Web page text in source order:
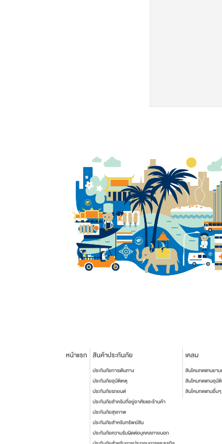
หน้าแรก สินค้าประกันภัย
ประกันภัยการเดินทาง
ประกันภัยอุบัติเหตุ
ประกันภัยรถยนต์
ประกันภัยสำหรับที่อยู่อาศัยและร้านค้า
ประกันภัยสุขภาพ
ประกันภัยสำหรับทรัพย์สิน
ประกันภัยความรับผิดต่อบุคคลภายนอก
เคลม
สินไหมทดแทนยา
สินไหมทดแทนอุบั
สินไหมทดแทนอื่นๆ